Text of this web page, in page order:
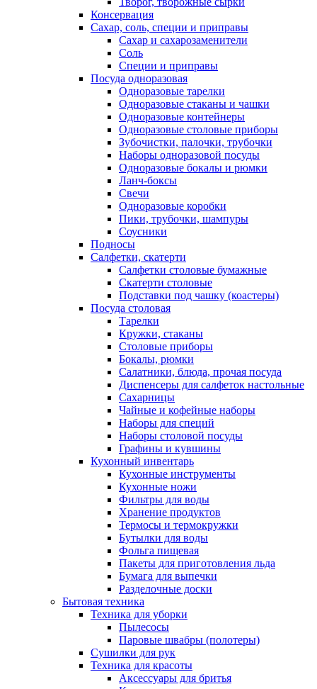
Консервация
Сахар, соль, специи и приправы
Сахар и сахарозаменители
Соль
Специи и приправы
Посуда одноразовая
Одноразовые тарелки
Одноразовые стаканы и чашки
Одноразовые контейнеры
Одноразовые столовые приборы
Зубочистки, палочки, трубочки
Наборы одноразовой посуды
Одноразовые бокалы и рюмки
Ланч-боксы
Свечи
Одноразовые коробки
Пики, трубочки, шампуры
Соусники
Подносы
Салфетки, скатерти
Салфетки столовые бумажные
Скатерти столовые
Подставки под чашку (коастеры)
Посуда столовая
Тарелки
Кружки, стаканы
Столовые приборы
Бокалы, рюмки
Салатники, блюда, прочая посуда
Диспенсеры для салфеток настольные
Сахарницы
Чайные и кофейные наборы
Наборы для специй
Наборы столовой посуды
Графины и кувшины
Кухонный инвентарь
Кухонные инструменты
Кухонные ножи
Фильтры для воды
Хранение продуктов
Термосы и термокружки
Бутылки для воды
Фольга пищевая
Пакеты для приготовления льда
Бумага для выпечки
Разделочные доски
Бытовая техника
Техника для уборки
Пылесосы
Паровые швабры (полотеры)
Сушилки для рук
Техника для красоты
Аксессуары для бритья